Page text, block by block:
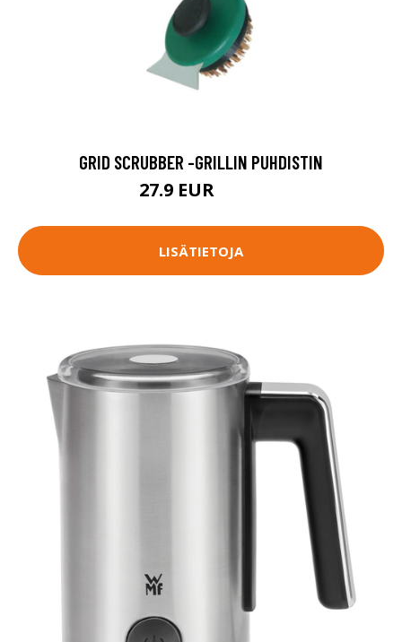
GRID SCRUBBER -GRILLIN PUHDISTIN
27.9 EUR
LISÄTIETOJA